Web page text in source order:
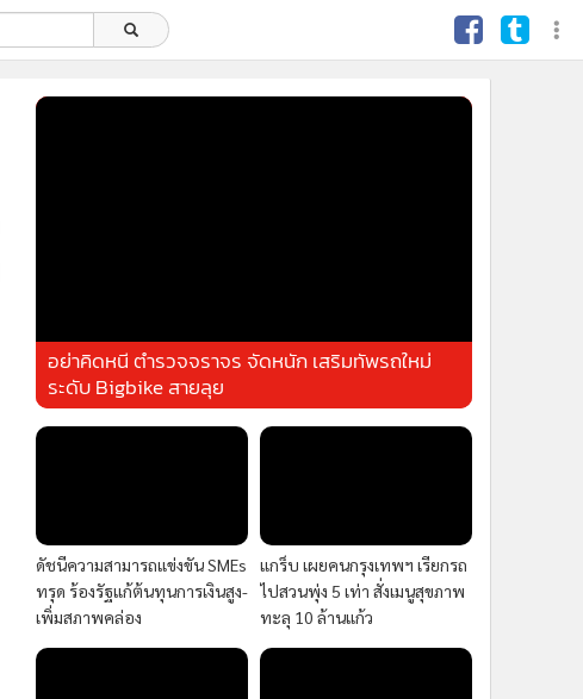
อย่าคิดหนี ตำรวจจราจร จัดหนัก เสริมทัพรถใหม่
ระดับ Bigbike สายลุย
ดัชนีความสามารถแข่งขัน SMEs
ทรุด ร้องรัฐแก้ต้นทุนการเงินสูง-
เพิ่มสภาพคล่อง
แกร็บ เผยคนกรุงเทพฯ เรียกรถ
ไปสวนพุ่ง 5 เท่า สั่งเมนูสุขภาพ
ทะลุ 10 ล้านแก้ว